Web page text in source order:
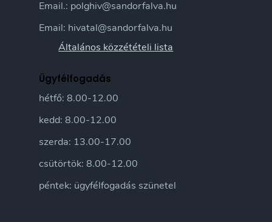
Email.: polghiv@sandorfalva.hu
Email: hivatal@sandorfalva.hu
Általános közzétételi lista
Ügyfélfogadás
hétfő: 8.00-12.00
kedd: 8.00-12.00
szerda: 13.00-17.00
csütörtök: 8.00-12.00
péntek: ügyfélfogadás szünetel